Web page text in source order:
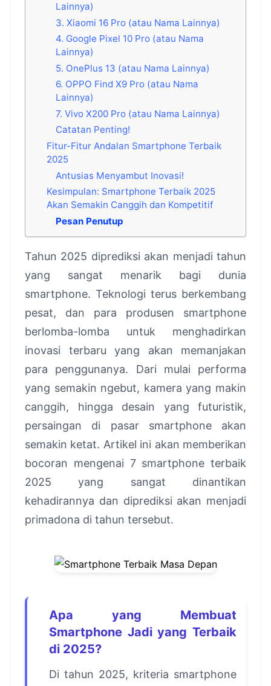
Lainnya)
3. Xiaomi 16 Pro (atau Nama Lainnya)
4. Google Pixel 10 Pro (atau Nama
Lainnya)
5. OnePlus 13 (atau Nama Lainnya)
6. OPPO Find X9 Pro (atau Nama
Lainnya)
7. Vivo X200 Pro (atau Nama Lainnya)
Catatan Penting!
Fitur-Fitur Andalan Smartphone Terbaik
2025
Antusias Menyambut Inovasi!
Kesimpulan: Smartphone Terbaik 2025
Akan Semakin Canggih dan Kompetitif
Pesan Penutup
Tahun 2025 diprediksi akan menjadi tahun
yang sangat menarik bagi dunia
smartphone. Teknologi terus berkembang
pesat, dan para produsen smartphone
berlomba-lomba untuk menghadirkan
inovasi terbaru yang akan memanjakan
para penggunanya. Dari mulai performa
yang semakin ngebut, kamera yang makin
canggih, hingga desain yang futuristik,
persaingan di pasar smartphone akan
semakin ketat. Artikel ini akan memberikan
bocoran mengenai 7 smartphone terbaik
2025 yang sangat dinantikan
kehadirannya dan diprediksi akan menjadi
primadona di tahun tersebut.
Apa yang Membuat
Smartphone Jadi yang Terbaik
di 2025?
Di tahun 2025, kriteria smartphone